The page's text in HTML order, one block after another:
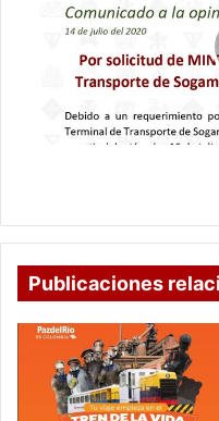
MinTransporte
Terminal
Publicaciones